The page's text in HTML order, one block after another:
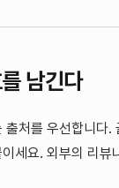
남긴다
처를 우선합니다.
이세요. 외부의 리